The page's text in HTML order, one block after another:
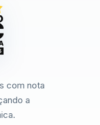
com nota
a